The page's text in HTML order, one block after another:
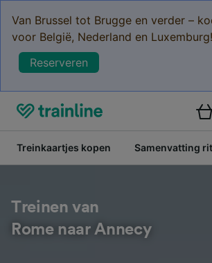
Van Brussel tot Brugge en verder –
voor België, Nederland en Luxemburg!
Reserveren
Treinkaartjes kopen Samenvatting rit
Treinen van
Rome naar Annecy